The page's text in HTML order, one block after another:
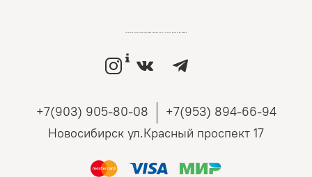
+7(903) 905-80-08
+7(953) 894-66-94
Новосибирск ул.Красный проспект 17
LOVEMONO МАГАЗИН УКРАШЕНИЙ ИЗ СЕРЕБРА И ЗОЛОТА РОССИЙСКИХ ДИЗАЙНЕРОВ